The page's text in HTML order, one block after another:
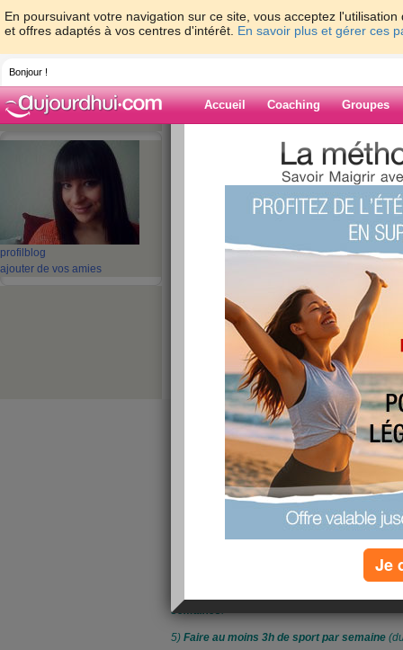
En poursuivant votre navigation sur ce site, vous acceptez
et offres adaptés à vos centres d'intérêt. En savoir plus et gérer ces
Bonjour !
Accueil Coaching Groupes
profil blog
ajouter de vos amies
> >
Blog de
Challenge
Bonjour a toutes!
***isablues***
m'a parler de ce défi,
"CHALLENGE TRIMAMAN, l'équipe des
C'est en 3 semaines et il y a quelques
Mettre de côté LA BALANCE et le METRE
SEMAINES !(défi inspiré du défi
Boire plus de 2.5L d'eau par jour
, thé,
que les verres d'eau du repas comptent.
Manger 3 fruits et légumes DIFFERENTS
semaines.
5) Faire au moins 3h de sport par semaine
Je